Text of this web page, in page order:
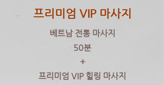
프리미엄 VIP 마사지
베트남 전통 마사지
50분
+
프리미엄 VIP 힐링 마사지